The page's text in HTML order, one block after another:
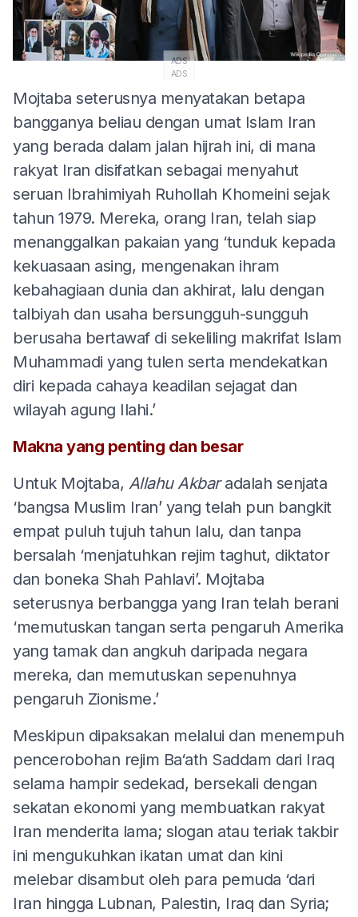
ADS
ADS
Mojtaba seterusnya menyatakan betapa
bangganya beliau dengan umat Islam Iran
yang berada dalam jalan hijrah ini, di mana
rakyat Iran disifatkan sebagai menyahut
seruan Ibrahimiyah Ruhollah Khomeini sejak
tahun 1979. Mereka, orang Iran, telah siap
menanggalkan pakaian yang ‘tunduk kepada
kekuasaan asing, mengenakan ihram
kebahagiaan dunia dan akhirat, lalu dengan
talbiyah dan usaha bersungguh-sungguh
berusaha bertawaf di sekeliling makrifat Islam
Muhammadi yang tulen serta mendekatkan
diri kepada cahaya keadilan sejagat dan
wilayah agung Ilahi.’
Makna yang penting dan besar
Untuk Mojtaba, Allahu Akbaradalah senjata
‘bangsa Muslim Iran’ yang telah pun bangkit
empat puluh tujuh tahun lalu, dan tanpa
bersalah ‘menjatuhkan rejim taghut, diktator
dan boneka Shah Pahlavi’. Mojtaba
seterusnya berbangga yang Iran telah berani
‘memutuskan tangan serta pengaruh Amerika
yang tamak dan angkuh daripada negara
mereka, dan memutuskan sepenuhnya
pengaruh Zionisme.’
Meskipun dipaksakan melalui dan menempuh
pencerobohan rejim Ba‘ath Saddam dari Iraq
selama hampir sedekad, bersekali dengan
sekatan ekonomi yang membuatkan rakyat
Iran menderita lama; slogan atau teriak takbir
ini mengukuhkan ikatan umat dan kini
melebar disambut oleh para pemuda ‘dari
Iran hingga Lubnan, Palestin, Iraq dan Syria;